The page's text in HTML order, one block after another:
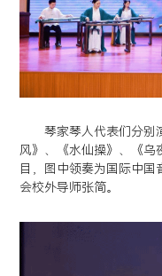
琴家琴人代表们分别
风》、《水仙操》、《乌
目，图中领奏为国际中
会校外导师张简。